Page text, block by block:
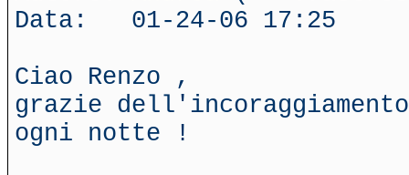
Data: 01-24-06 17:25
Ciao Renzo ,
grazie
ogni notte !